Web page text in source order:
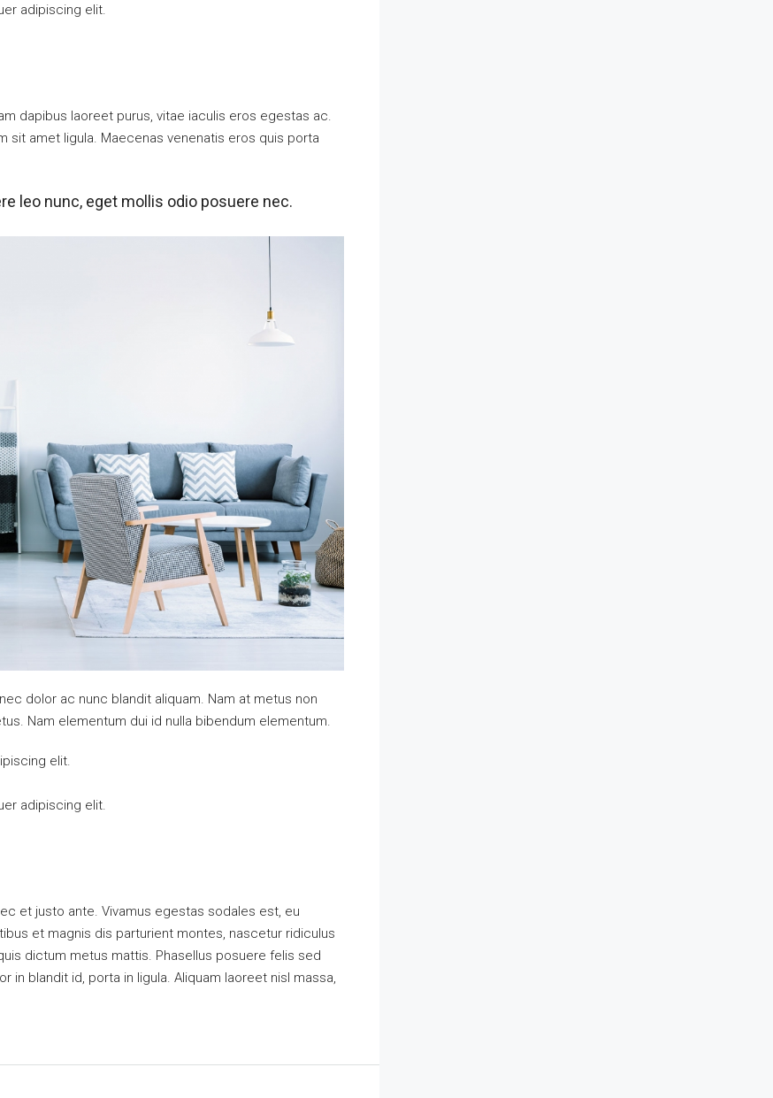
adipiscing elit.
dapibus laoreet purus, vitae iaculis eros egestas ac.
sit amet ligula. Maecenas venenatis eros quis porta
leo nunc, eget mollis odio posuere nec.
dolor ac nunc blandit aliquam. Nam at metus non
Nam elementum dui id nulla bibendum elementum.
elit.
adipiscing elit.
et justo ante. Vivamus egestas sodales est, eu
et magnis dis parturient montes, nascetur ridiculus
dictum metus mattis. Phasellus posuere felis sed
blandit id, porta in ligula. Aliquam laoreet nisl massa,